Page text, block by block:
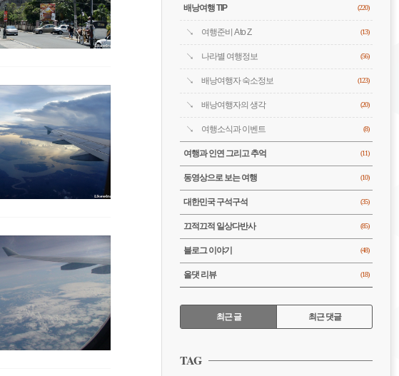
배낭여행 TIP (220)
여행준비 A to Z (13)
나라별 여행정보 (56)
배낭여행자 숙소정보 (123)
배낭여행자의 생각 (20)
여행소식과 이벤트 (8)
여행과 인연 그리고 추억 (11)
동영상으로 보는 여행 (10)
대한민국 구석구석 (35)
끄적끄적 일상다반사 (85)
블로그 이야기 (48)
올댓 리뷰 (18)
RECENTLY
최근 글 최근 댓글
근
글
TAG